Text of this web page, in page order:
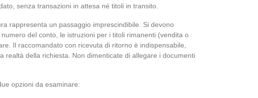
senza transazioni in attesa né titoli in transito.
rappresenta un passaggio imprescindibile. Si devono
del conto, le istruzioni per i titoli rimanenti (vendita o
Il raccomandato con ricevuta di ritorno è indispensabile,
realtà della richiesta. Non dimenticate di allegare i documenti
opzioni da esaminare: